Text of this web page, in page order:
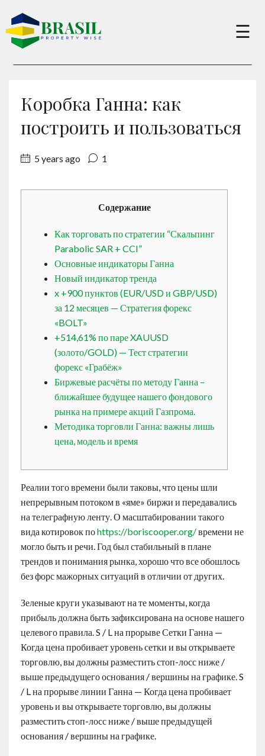
×
About
Charity
☰
Коробка Ганна: как
построить и пользоваться
5 years ago 1
Содержание
Как торговать по стратегии “Скальпинг
Parabolic SAR + CCI”
Основные индикаторы Ганна
Новый индикатор тренда
x +900 пунктов (EUR/USD и GBP/USD)
за 12 месяцев — Стратегия форекс
«BOLT»
+514,61% по паре XAUUSD
(золото/GOLD) — Тест стратегии
форекс «Грабёж»
Биржевые расчёты по методу Ганна –
ближайшее будущее нашего фондового
рынка на примере акций Газпрома.
Методика торговли Ганна: важны лишь
цена, модель и время
Реалии того времени были таковы, что цены шли
непрерывным потоком в «яме» биржи и передавались
на телеграфную ленту. О масштабировании такого
вида котировок поhttps://boriscooper.org/времени не
могло быть и речи. Год был стабильный в плане
трендов и понимания рынка, хорошо что все обошлось
без форс мажорных ситуаций в отличии от других.
Зеленые круги указывают на те моменты, когда
прибыль должна быть зафиксирована на основе нашего
целевого правила. S / L на прорыве Сетки Ганна —
Когда цена пробивает уровень сетки и вы открываете
торговлю, вы должны разместить стоп-лосс ниже /
выше предыдущего основания / вершины на графике. S
/ L на прорыве линии Ганна — Когда цена пробивает
уровень и вы открываете торговлю, вы должны
разместить стоп-лосс ниже / выше предыдущей
основания / вершины на графике.